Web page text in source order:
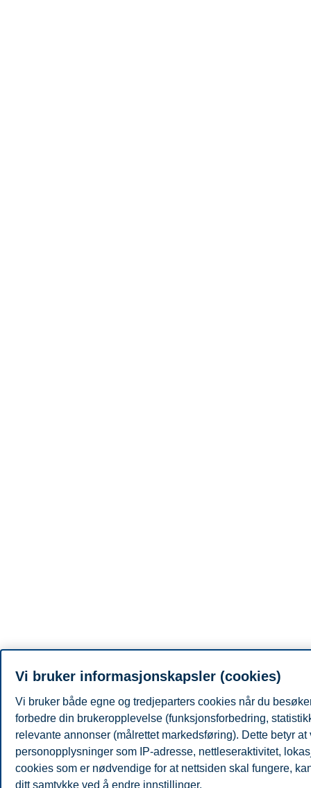
Vi bruker informasjonskapsler (cookies)
Vi bruker både egne og tredjeparters cookies når du
forbedre din brukeropplevelse (funksjonsforbedring,
relevante annonser (målrettet markedsføring). Dette betyr
personopplysninger som IP-adresse, nettleseraktivitet,
cookies som er nødvendige for at nettsiden skal fungere,
ditt samtykke ved å endre innstillinger.